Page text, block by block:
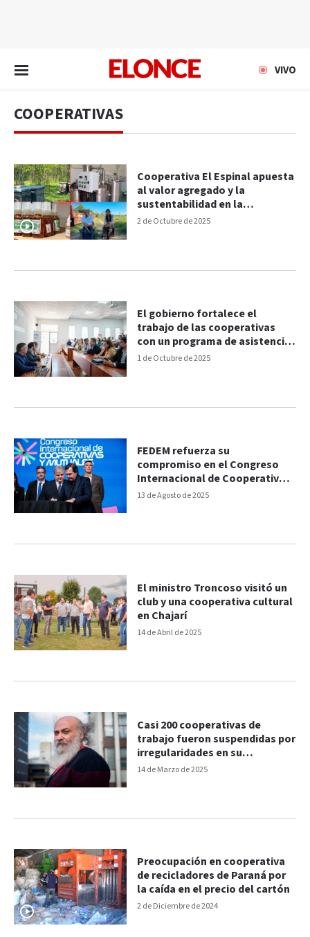
VIVO
COOPERATIVAS
2 de Octubre de 2025
Cooperativa El Espinal apuesta
al valor agregado y la
sustentabilidad en la
apicultura
1 de Octubre de 2025
El gobierno fortalece el
trabajo de las cooperativas
con un programa de asistencia
técnica
13 de Agosto de 2025
FEDEM refuerza su
compromiso en el Congreso
Internacional de Cooperativas
y Mutuales en Córdoba
14 de Abril de 2025
El ministro Troncoso visitó un
club y una cooperativa cultural
en Chajarí
14 de Marzo de 2025
Casi 200 cooperativas de
trabajo fueron suspendidas por
irregularidades en su
constitución
2 de Diciembre de 2024
Preocupación en cooperativa
de recicladores de Paraná por
la caída en el precio del cartón